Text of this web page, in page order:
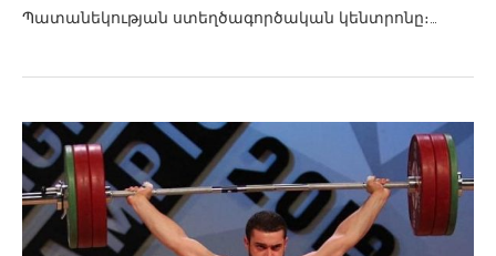
Պատանեկության ստեղծագործական կենտրոնը։…